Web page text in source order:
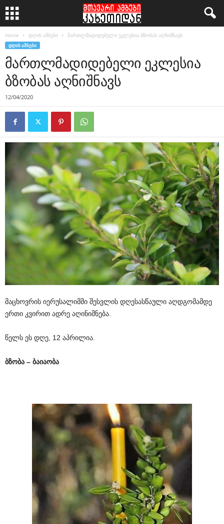
Home დღის ამბები მართლმადიდებელი ეკლესია ბზობას აღნიშნავს
ᲓᲦᲘᲡ ᲐᲛᲑᲔᲑᲘ
მართლმადიდებელი ეკლესია
ბზობას აღნიშნავს
12/04/2020
მაცხოვრის იერუსალიმში შესვლის დღესასწაული აღდგომამდე
ერთი კვირით ადრე აღინიშნება.
წელს ეს დღე, 12 აპრილია.
ბზობა – ბაიაობა